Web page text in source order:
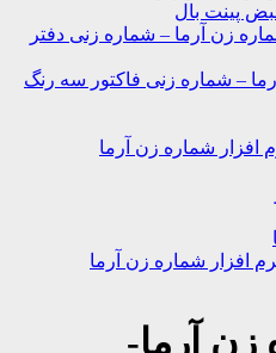
پینت بال
زن آرما – شماره زنی دفتر
– شماره زنی فاکتور سه رنگ
افزار شماره زن آرما
افزار شماره زن آرما
زن آرما-